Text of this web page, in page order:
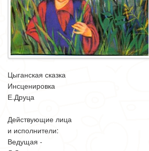
Цыганская сказка
Инсценировка
Е.Друца
Действующие лица
и исполнители:
Ведущая -